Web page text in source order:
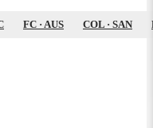
FC · AUS COL · SAN